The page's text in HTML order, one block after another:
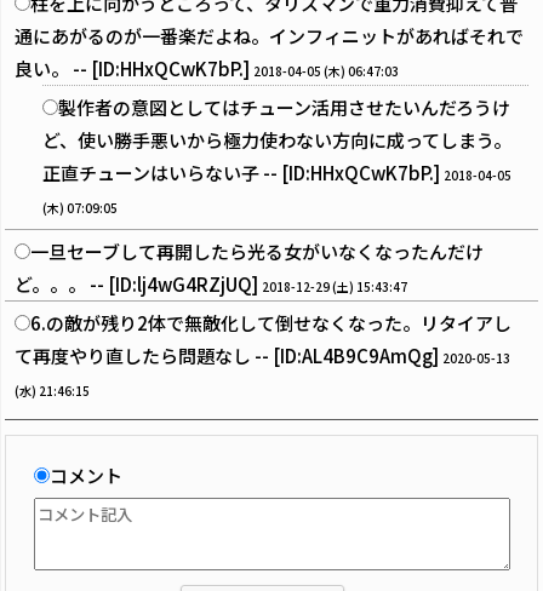
通にあがるのが一番楽だよね。インフィニットがあればそれで
良い。 -- [ID:HHxQCwK7bP.] 2018-04-05 (木) 06:47:03
製作者の意図としてはチューン活用させたいんだろうけ
ど、使い勝手悪いから極力使わない方向に成ってしまう。
正直チューンはいらない子 -- [ID:HHxQCwK7bP.] 2018-04-05
(木) 07:09:05
一旦セーブして再開したら光る女がいなくなったんだけ
ど。。。 -- [ID:lj4wG4RZjUQ] 2018-12-29 (土) 15:43:47
6.の敵が残り2体で無敵化して倒せなくなった。リタイアし
て再度やり直したら問題なし -- [ID:AL4B9C9AmQg] 2020-05-13
(水) 21:46:15
コメント